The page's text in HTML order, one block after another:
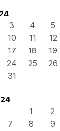
3 4
5
10 11
12
17 18
19
24 25
26
31
1
2
7 8
9